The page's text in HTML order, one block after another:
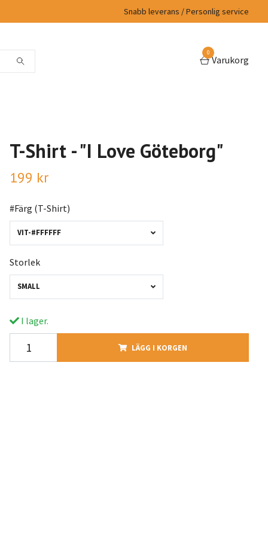
Snabb leverans / Personlig service
0
Varukorg
T-Shirt - "I Love Göteborg"
199 kr
#Färg (T-Shirt)
VIT-#FFFFFF
Storlek
SMALL
I lager.
LÄGG I KORGEN